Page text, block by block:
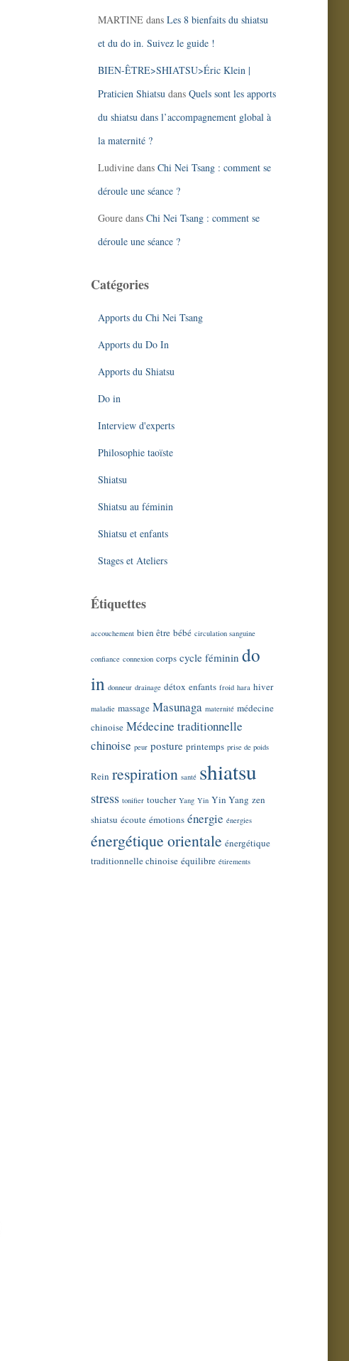
RECEVOIR MON LIVRE !
du blog "Bien être par le shiatsu et le do in". Vous coordonnées ne
seront jamais revendues ou cédées à des tiers. Vous pouvez vous
MARTINEdans Les 8 bienfaits du shiatsu
et du do in. Suivez le guide !
BIEN-ÊTRE>SHIATSU>Éric Klein |
Praticien Shiatsudans Quels sont les apports
du shiatsu dans l’accompagnement global à
la maternité ?
Ludivinedans Chi Nei Tsang : comment se
déroule une séance ?
Gouredans Chi Nei Tsang : comment se
déroule une séance ?
Catégories
Apports du Chi Nei Tsang
Apports du Do In
Apports du Shiatsu
Do in
Interview d'experts
Philosophie taoïste
Shiatsu
Shiatsu au féminin
Shiatsu et enfants
Stages et Ateliers
Étiquettes
accouchement bien être bébé circulation sanguine
confiance connexion corps cycle féminin do
in donneur drainage détox enfants froid hara hiver
maladie massage Masunaga maternité médecine
chinoise Médecine traditionnelle
chinoise peur posture printemps prise de poids
Rein respiration santé shiatsu
stress tonifier toucher Yang Yin Yin Yang zen
shiatsu écoute émotions énergie énergies
énergétique orientale énergétique
traditionnelle chinoise équilibre étirements